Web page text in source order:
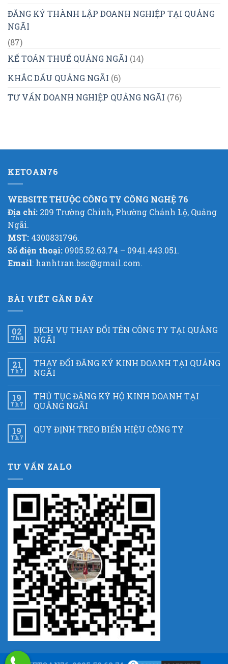
ĐĂNG KÝ THÀNH LẬP DOANH NGHIỆP TẠI QUẢNG
NGÃI
(87)
KẾ TOÁN THUẾ QUẢNG NGÃI (14)
KHẮC DẤU QUẢNG NGÃI (6)
TƯ VẤN DOANH NGHIỆP QUẢNG NGÃI (76)
KETOAN76
WEBSITE THUỘC CÔNG TY CÔNG NGHỆ 76
Địa chỉ: 209 Trường Chinh, Phường Chánh Lộ, Quảng
Ngãi.
MST: 4300831796.
Số điện thoại: 0905.52.63.74 – 0941.443.051.
Email: hanhtran.bsc@gmail.com.
BÀI VIẾT GẦN ĐÂY
02
Th8
DỊCH VỤ THAY ĐỔI TÊN CÔNG TY TẠI QUẢNG
NGÃI
21
Th7
THAY ĐỔI ĐĂNG KÝ KINH DOANH TẠI QUẢNG
NGÃI
19
Th7
THỦ TỤC ĐĂNG KÝ HỘ KINH DOANH TẠI
QUẢNG NGÃI
19
Th7
QUY ĐỊNH TREO BIỂN HIỆU CÔNG TY
TƯ VẤN ZALO